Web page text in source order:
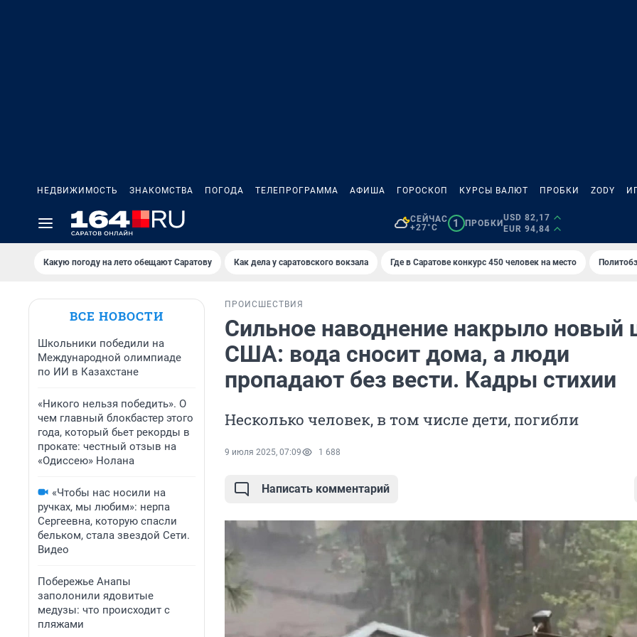
НЕДВИЖИМОСТЬ ЗНАКОМСТВА ПОГОДА ТЕЛЕПРОГРАММА АФИША ГОРОСКОП КУРСЫ ВАЛЮТ ПРОБКИ ZODY
СЕЙЧАС
+27°C
1 ПРОБКИ
USD 82,17
EUR 94,84
Какую погоду на лето обещают Саратову Как дела у саратовского вокзала Где в Саратове конкурс 450 человек на место
ВСЕ НОВОСТИ
Школьники победили на
Международной олимпиаде
по ИИ в Казахстане
«Никого нельзя победить». О
чем главный блокбастер этого
года, который бьет рекорды в
прокате: честный отзыв на
«Одиссею» Нолана
«Чтобы нас носили на
ручках, мы любим»: нерпа
Сергеевна, которую спасли
бельком, стала звездой Сети.
Видео
Побережье Анапы
заполонили ядовитые
медузы: что происходит с
пляжами
ПРОИСШЕСТВИЯ
Сильное наводнение накрыло новый
США: вода сносит дома, а люди
пропадают без вести. Кадры стихии
Несколько человек, в том числе дети, погибли
9 июля 2025, 07:09 1 688
Написать комментарий